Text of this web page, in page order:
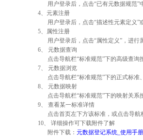
用户登录后，点击“已有元数据规范
4、元素注册
用户登录后，点击“描述性元素定义
5、属性注册
用户登录后，点击“属性定义”，进行
6、 元数据查询
点击导航栏“标准规范”下的高级查
7、 元数据浏览
点击导航栏“标准规范”下的正式标
8、 元数据映射
点击导航栏“标准规范”下的映射关
9、 查看某一标准详情
点击首页左下方该标准，或点击导
10、 详细操作可下载附件了解
附件下载： 元数据登记系统_使用手